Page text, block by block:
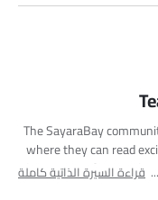
The SayaraBay
where they can read
latest news from
rich automotive
قراءة السيرة الذاتية كاملة